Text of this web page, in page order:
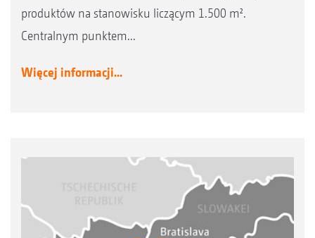
produktów na stanowisku liczącym 1.500 m².
Centralnym punktem...
Więcej informacji...